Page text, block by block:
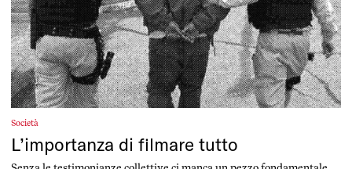
Società
L’importanza di filmare tutto